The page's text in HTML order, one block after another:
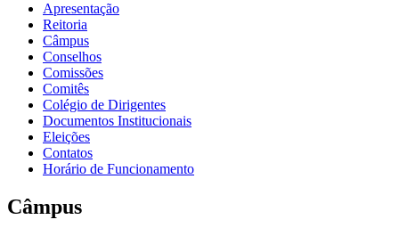
Apresentação
Reitoria
Câmpus
Conselhos
Comissões
Comitês
Colégio de Dirigentes
Documentos Institucionais
Eleições
Contatos
Horário de Funcionamento
Câmpus